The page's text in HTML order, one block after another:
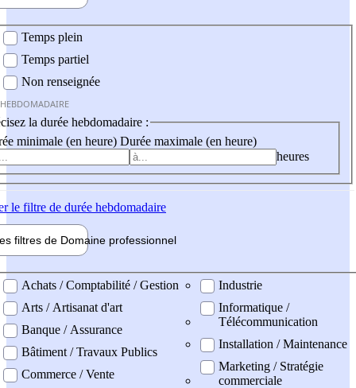
Temps plein
Temps partiel
Non renseignée
la durée hebdomadaire :
minimale (en heure) Durée maximale (en heure)
heures
le filtre de durée hebdomadaire
filtres de Domaine professionnel
professionel
Achats / Comptabilité / Gestion
Arts / Artisanat d'art
Banque / Assurance
Bâtiment / Travaux Publics
Commerce / Vente
Industrie
Informatique /
Télécommunication
Installation / Maintenance
Marketing / Stratégie
commerciale